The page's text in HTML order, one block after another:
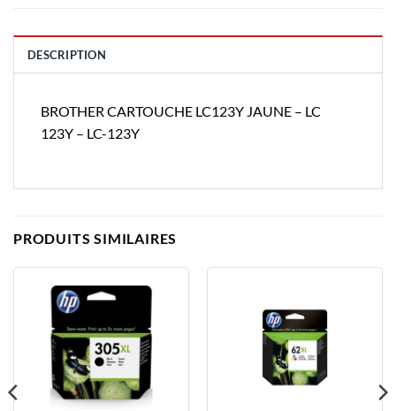
DESCRIPTION
BROTHER CARTOUCHE LC123Y JAUNE – LC
123Y – LC-123Y
PRODUITS SIMILAIRES